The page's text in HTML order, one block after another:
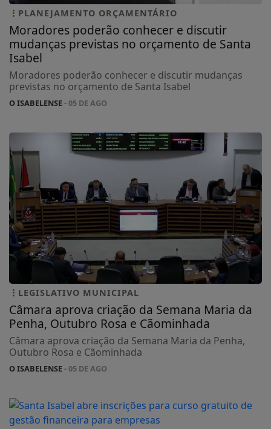
PLANEJAMENTO ORÇAMENTÁRIO
Moradores poderão conhecer e discutir
mudanças previstas no orçamento de Santa
Isabel
Moradores poderão conhecer e discutir mudanças
previstas no orçamento de Santa Isabel
O ISABELENSE- 05 DE AGO
LEGISLATIVO MUNICIPAL
Câmara aprova criação da Semana Maria da
Penha, Outubro Rosa e Cãominhada
Câmara aprova criação da Semana Maria da Penha,
Outubro Rosa e Cãominhada
O ISABELENSE- 05 DE AGO